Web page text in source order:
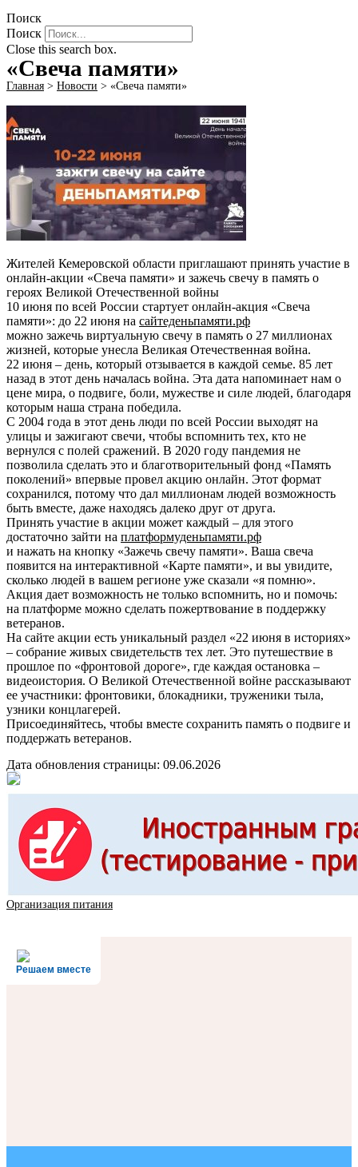
Поиск
Поиск
Close this search box.
«Свеча памяти»
Главная > Новости > «Свеча памяти»
Жителей Кемеровской области приглашают принять участие в
онлайн-акции «Свеча памяти» и зажечь свечу в память о
героях Великой Отечественной войны
10 июня по всей России стартует онлайн-акция «Свеча
памяти»: до 22 июня на сайтеденьпамяти.рф
можно зажечь виртуальную свечу в память о 27 миллионах
жизней, которые унесла Великая Отечественная война.
22 июня – день, который отзывается в каждой семье. 85 лет
назад в этот день началась война. Эта дата напоминает нам о
цене мира, о подвиге, боли, мужестве и силе людей, благодаря
которым наша страна победила.
С 2004 года в этот день люди по всей России выходят на
улицы и зажигают свечи, чтобы вспомнить тех, кто не
вернулся с полей сражений. В 2020 году пандемия не
позволила сделать это и благотворительный фонд «Память
поколений» впервые провел акцию онлайн. Этот формат
сохранился, потому что дал миллионам людей возможность
быть вместе, даже находясь далеко друг от друга.
Принять участие в акции может каждый – для этого
достаточно зайти на платформуденьпамяти.рф
и нажать на кнопку «Зажечь свечу памяти». Ваша свеча
появится на интерактивной «Карте памяти», и вы увидите,
сколько людей в вашем регионе уже сказали «я помню».
Акция дает возможность не только вспомнить, но и помочь:
на платформе можно сделать пожертвование в поддержку
ветеранов.
На сайте акции есть уникальный раздел «22 июня в историях»
– собрание живых свидетельств тех лет. Это путешествие в
прошлое по «фронтовой дороге», где каждая остановка –
видеоистория. О Великой Отечественной войне рассказывают
ее участники: фронтовики, блокадники, труженики тыла,
узники концлагерей.
Присоединяйтесь, чтобы вместе сохранить память о подвиге и
поддержать ветеранов.
Дата обновления страницы: 09.06.2026
Организация питания
Решаем вместе